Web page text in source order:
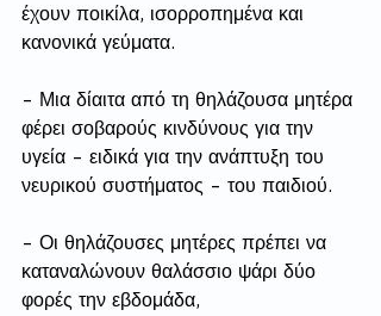
έχουν ποικίλα, ισορροπημένα και
κανονικά γεύματα.
- Μια δίαιτα από τη θηλάζουσα μητέρα
φέρει σοβαρούς κινδύνους για την
υγεία - ειδικά για την ανάπτυξη του
νευρικού συστήματος - του παιδιού.
- Οι θηλάζουσες μητέρες πρέπει να
καταναλώνουν θαλάσσιο ψάρι δύο
φορές την εβδομάδα,